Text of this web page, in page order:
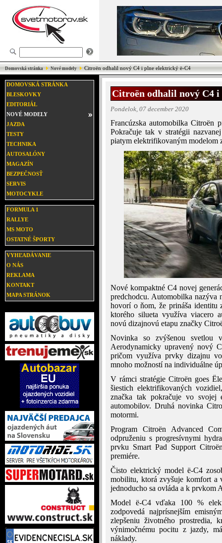
Domovská stránka Nové modely Citroën odhalil nový C4 i plne elektrický ë-C4
DOMOVSKÁ STRÁNKA
BLESKOVKY
EDITORIÁL
NOVÉ MODELY
JAZDA
TESTY
TECHNIKA
AUTOSALÓNY
MAGAZÍN
BEZPEČNOSŤ
SERVIS
MOTOCYKLE
FORMULA 1
RALLYE
MS MOTO
OSTATNÉ ŠPORTY
VYHĽADÁVANIE
O NÁS
REKLAMA
KONTAKT
MAPA STRÁNOK
Citroën odhalil nový C4
Pondelok, 07 december 2020
Francúzska automobilka Citroën
Pokračuje tak v stratégii
piatym elektrifikovaným modelom
Nové kompaktné C4 novej
predchodcu. Automobilka nazýva
hovorí o ňom, že prináša
ktorého silueta využíva viacero
novú dizajnovú etapu značky
Novinka so zvýšenou svetlou
Aerodynamicky upravený nový
pričom využíva prvky dizajnu
mnoho možností na individuálne
V rámci stratégie Citroën goes
šiestich elektrifikovaných
značka tak pokračuje vo svojej
automobilov. Druhá novinka
motormi.
Program Citroën Advanced
odpruženiu s progresívnymi
prvku Smart Pad Support
premiére.
Čisto elektrický model ë-C4
mobilitu, ktorá zvyšuje komfort a
jednoducho sa ovláda a k prvkom
Model ë-C4 vďaka 100 %
zodpovedá najprísnejším
zlepšeniu životného
výnimočnému pocitu z jazdy,
náklady.